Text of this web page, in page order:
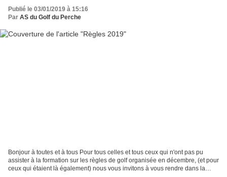
Publié le 03/01/2019 à 15:16
Par AS du Golf du Perche
Bonjour à toutes et à tous Pour tous celles et tous ceux qui n'ont pas pu
assister à la formation sur les règles de golf organisée en décembre, (et pour
ceux qui étaient là également) nous vous invitons à vous rendre dans la